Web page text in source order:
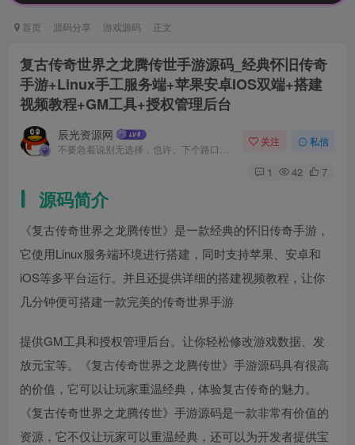
首页 源码分享 游戏源码 正文
复古传奇世界之龙腾传世手游源码_经典怀旧传奇
手游+Linux手工服务端+苹果安卓IOS双端+搭建
视频教程+GM工具+授权管理后台
辰光资源网 关注 私信
1 42 7
源码简介
《复古传奇世界之龙腾传世》是一款经典的怀旧传奇手游，
它使用Linux服务端环境进行搭建，同时支持苹果、安卓和
iOS等多平台运行。并且还提供详细的搭建视频教程，让你
几分钟便可搭建一款完美的传奇世界手游
提供GM工具和授权管理后台。让你轻松修改游戏数据、发
放元宝等。《复古传奇世界之龙腾传世》手游源码具有很高
的价值，它可以让玩家重温经典，体验复古传奇的魅力。
《复古传奇世界之龙腾传世》手游源码是一款非常有价值的
资源，它不仅让玩家可以重温经典，还可以为开发者提供宝